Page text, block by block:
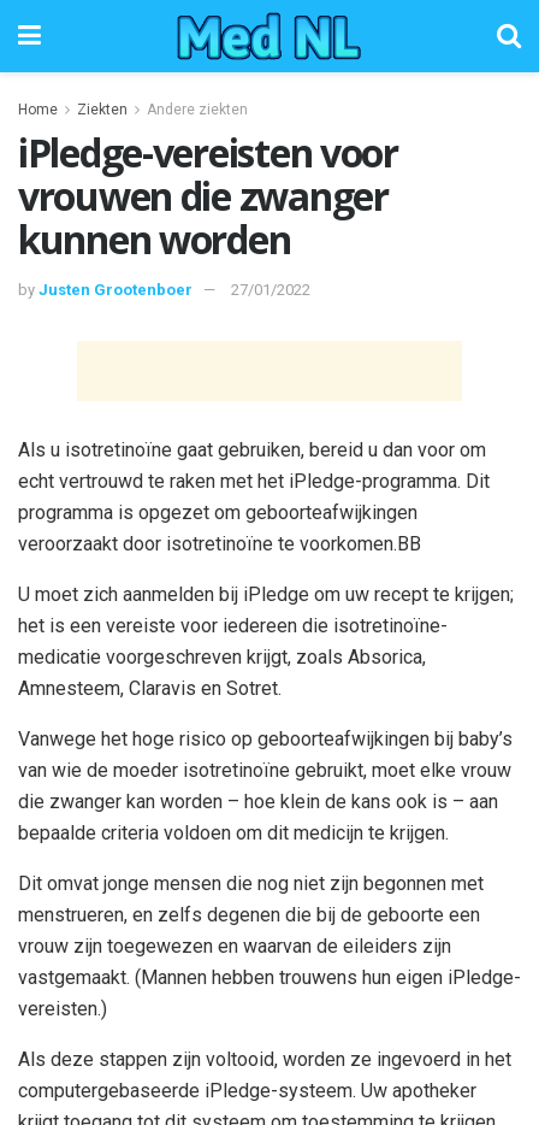
Home Ziekten Andere ziekten
iPledge-vereisten voor
vrouwen die zwanger
kunnen worden
by Justen Grootenboer 27/01/2022
Als u isotretinoïne gaat gebruiken, bereid u dan voor om
echt vertrouwd te raken met het iPledge-programma. Dit
programma is opgezet om geboorteafwijkingen
veroorzaakt door isotretinoïne te voorkomen.BB
U moet zich aanmelden bij iPledge om uw recept te krijgen;
het is een vereiste voor iedereen die isotretinoïne-
medicatie voorgeschreven krijgt, zoals Absorica,
Amnesteem, Claravis en Sotret.
Vanwege het hoge risico op geboorteafwijkingen bij baby’s
van wie de moeder isotretinoïne gebruikt, moet elke vrouw
die zwanger kan worden – hoe klein de kans ook is – aan
bepaalde criteria voldoen om dit medicijn te krijgen.
Dit omvat jonge mensen die nog niet zijn begonnen met
menstrueren, en zelfs degenen die bij de geboorte een
vrouw zijn toegewezen en waarvan de eileiders zijn
vastgemaakt. (Mannen hebben trouwens hun eigen iPledge-
vereisten.)
Als deze stappen zijn voltooid, worden ze ingevoerd in het
computergebaseerde iPledge-systeem. Uw apotheker